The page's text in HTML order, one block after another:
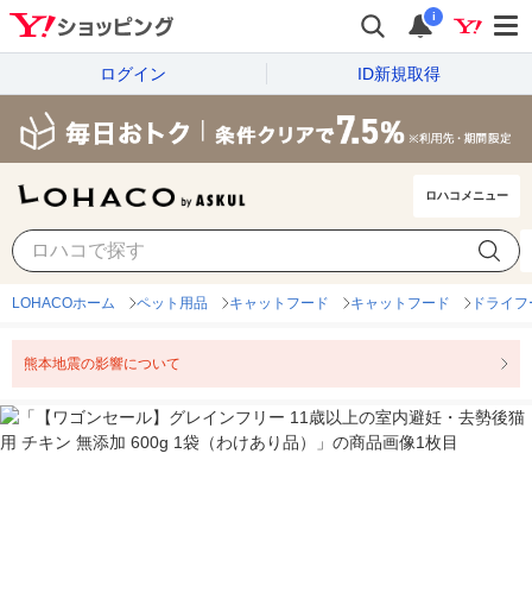
i
ログイン ID新規取得
ロハコメニュー
LOHACOホーム ペット用品 キャットフード キャットフード ドライ
熊本地震の影響について